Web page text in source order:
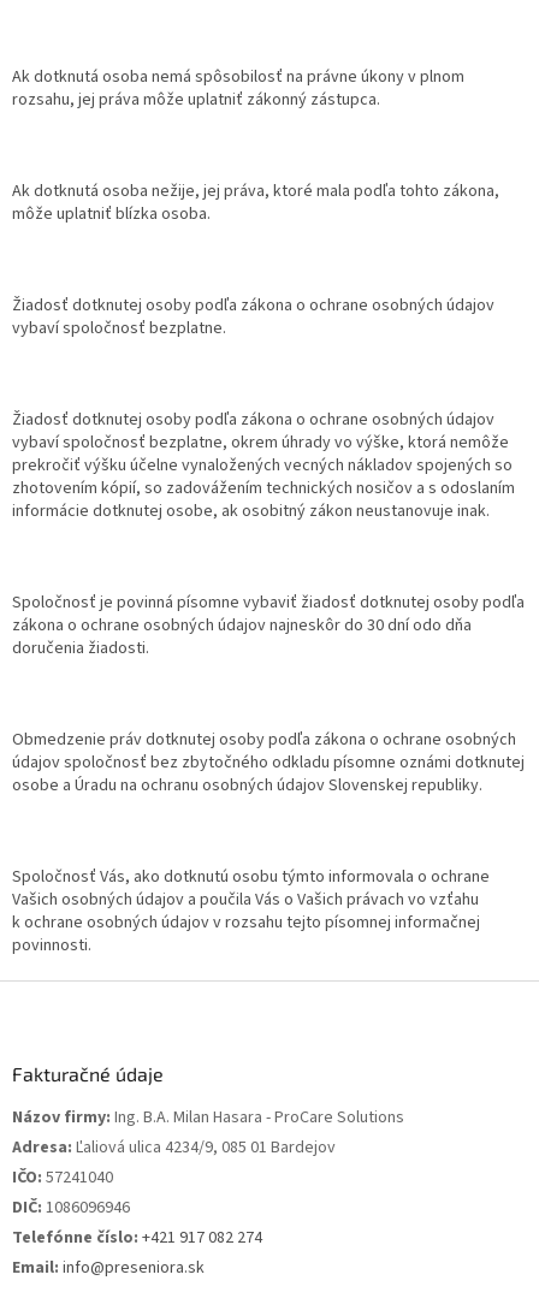
Ak dotknutá osoba nemá spôsobilosť na právne úkony v plnom
rozsahu, jej práva môže uplatniť zákonný zástupca.
Ak dotknutá osoba nežije, jej práva, ktoré mala podľa tohto zákona,
môže uplatniť blízka osoba.
Žiadosť dotknutej osoby podľa zákona o ochrane osobných údajov
vybaví spoločnosť bezplatne.
Žiadosť dotknutej osoby podľa zákona o ochrane osobných údajov
vybaví spoločnosť bezplatne, okrem úhrady vo výške, ktorá nemôže
prekročiť výšku účelne vynaložených vecných nákladov spojených so
zhotovením kópií, so zadovážením technických nosičov a s odoslaním
informácie dotknutej osobe, ak osobitný zákon neustanovuje inak.
Spoločnosť je povinná písomne vybaviť žiadosť dotknutej osoby podľa
zákona o ochrane osobných údajov najneskôr do 30 dní odo dňa
doručenia žiadosti.
Obmedzenie práv dotknutej osoby podľa zákona o ochrane osobných
údajov spoločnosť bez zbytočného odkladu písomne oznámi dotknutej
osobe a Úradu na ochranu osobných údajov Slovenskej republiky.
Spoločnosť Vás, ako dotknutú osobu týmto informovala o ochrane
Vašich osobných údajov a poučila Vás o Vašich právach vo vzťahu
k ochrane osobných údajov v rozsahu tejto písomnej informačnej
povinnosti.
Fakturačné údaje
Názov firmy: Ing. B.A. Milan Hasara - ProCare Solutions
Adresa: Ľaliová ulica 4234/9, 085 01 Bardejov
IČO: 57241040
DIČ: 1086096946
Telefónne číslo: +421 917 082 274
Email: info@preseniora.sk